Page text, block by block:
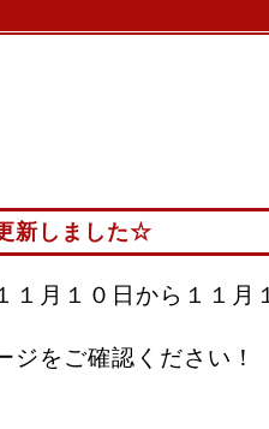
新しました☆
１月１０日から１１月
ジをご確認ください！